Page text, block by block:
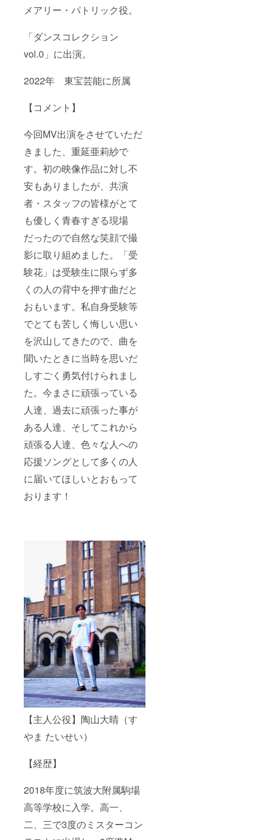
メアリー・パトリック役。
「ダンスコレクション
vol.0」に出演。
2022年 東宝芸能に所属
【コメント】
今回MV出演をさせていただ
きました、重延亜莉紗で
す。初の映像作品に対し不
安もありましたが、共演
者・スタッフの皆様がとて
も優しく青春すぎる現場
だったので自然な笑顔で撮
影に取り組めました。「受
験花」は受験生に限らず多
くの人の背中を押す曲だと
おもいます。私自身受験等
でとても苦しく悔しい思い
を沢山してきたので、曲を
聞いたときに当時を思いだ
しすごく勇気付けられまし
た。今まさに頑張っている
人達、過去に頑張った事が
ある人達、そしてこれから
頑張る人達、色々な人への
応援ソングとして多くの人
に届いてほしいとおもって
おります！
【主人公役】陶山大晴（す
やま たいせい）
【経歴】
2018年度に筑波大附属駒場
高等学校に入学。高一、
二、三で3度のミスターコン